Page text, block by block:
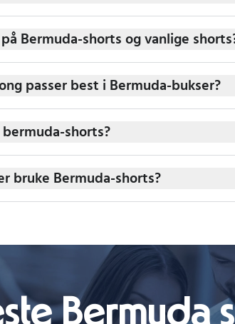
Bermuda-shorts og vanlige
passer best i Bermuda-bukser?
shorts?
bruke Bermuda-shorts?
Bermuda